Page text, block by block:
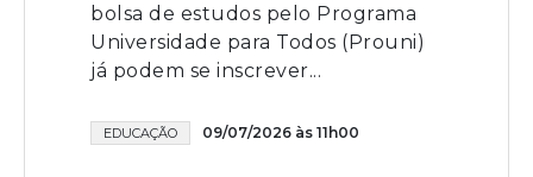
bolsa de estudos pelo Programa
Universidade para Todos (Prouni)
já podem se inscrever...
EDUCAÇÃO 09/07/2026 às 11h00